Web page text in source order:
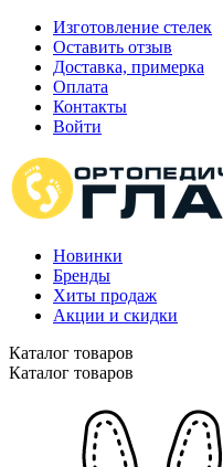
Изготовление стелек
Оставить отзыв
Доставка, примерка
Оплата
Контакты
Войти
Новинки
Бренды
Хиты продаж
Акции и скидки
Каталог товаров
Каталог товаров